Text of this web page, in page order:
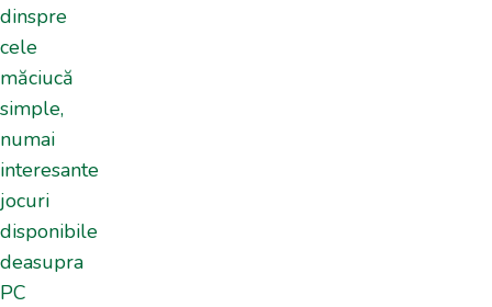
dinspre
cele
măciucă
simple,
numai
interesante
jocuri
disponibile
deasupra
PC